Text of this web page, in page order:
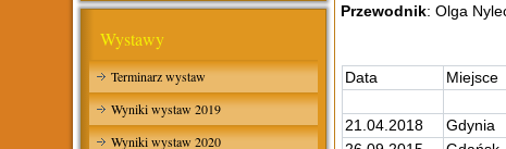
Wystawy
Terminarz wystaw
Wyniki wystaw 2019
Wyniki wystaw 2020
Przewodnik: Olga
Data Miejsce
21.04.2018 Gdynia